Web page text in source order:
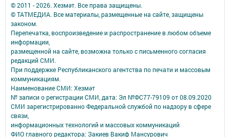
© 2011 - 2026. Хезмәт. Все права защищены.
© ТАТМЕДИА. Все материалы, размещенные на сайте, защищены
законом.
Перепечатка, воспроизведение и распространение в любом объеме
информации,
размещенной на сайте, возможна только с письменного согласия
редакций СМИ.
При поддержке Республиканского агентства по печати и массовым
коммуникациям.
Наименование СМИ: Хезмәт
№ записи о регистрации СМИ, дата: Эл №ФС77-79109 от 08.09.2020
СМИ зарегистрированно Федеральной службой по надзору в сфере
связи,
информационных технологий и массовых коммуникаций
ФИО главного редактора: Закиев Вакиф Мансурович